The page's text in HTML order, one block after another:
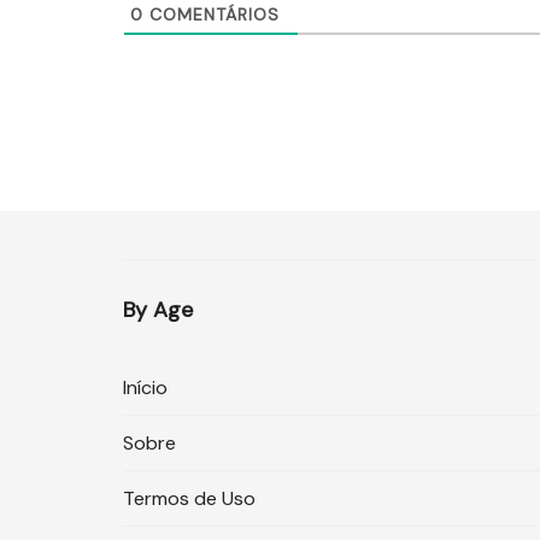
0 COMENTÁRIOS
By Age
Início
Sobre
Termos de Uso